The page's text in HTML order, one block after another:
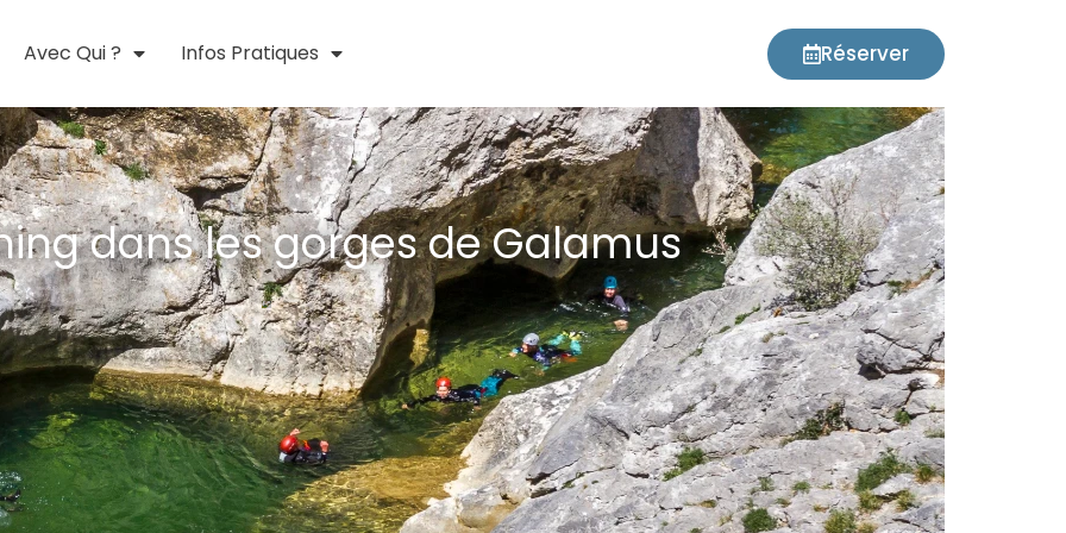
Avec Qui ? Infos Pratiques Réserver
dans les gorges de Galamus